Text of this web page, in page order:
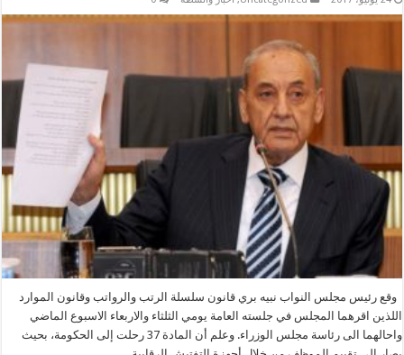
وقع رئيس مجلس النواب نبيه بري قانون سلسلة الرتب والرواتب وقانون الموارد
اللذين اقرهما المجلس في جلسته العامة يومي الثلثاء والاربعاء الاسبوع الماضي
واحالهما الى رئاسة مجلس الوزراء. وعلم أن المادة 37 رحلت إلى الحكومة، بحيث